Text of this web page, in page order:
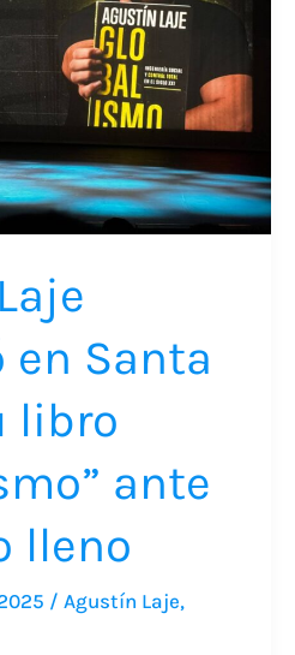
en Santa
libro
ante
lleno
/ Agustín Laje,